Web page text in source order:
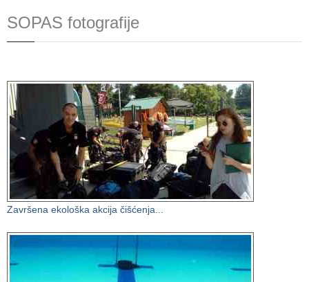
SOPAS fotografije
Završena ekološka akcija čišćenja...